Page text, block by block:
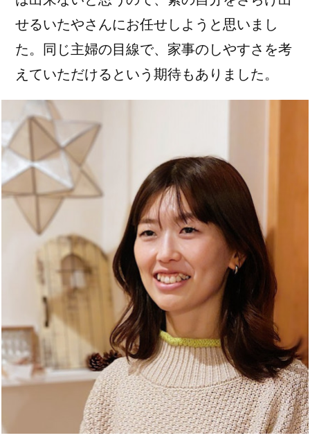
せるいたやさんにお任せしようと思いまし
た。同じ主婦の目線で、家事のしやすさを考
えていただけるという期待もありました。